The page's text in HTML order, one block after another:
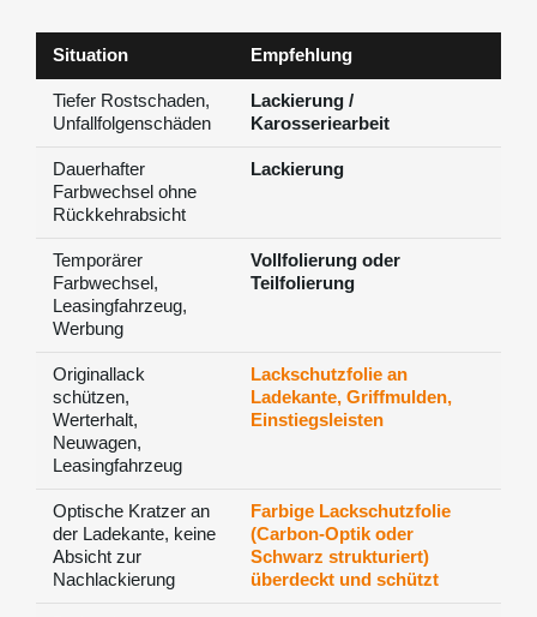
Situation Empfehlung
Tiefer Rostschaden,
Unfallfolgenschäden
Lackierung /
Karosseriearbeit
Dauerhafter
Farbwechsel ohne
Rückkehrabsicht
Lackierung
Temporärer
Farbwechsel,
Leasingfahrzeug,
Werbung
Vollfolierung oder
Teilfolierung
Originallack
schützen,
Werterhalt,
Neuwagen,
Leasingfahrzeug
Lackschutzfolie an
Ladekante, Griffmulden,
Einstiegsleisten
Optische Kratzer an
der Ladekante, keine
Absicht zur
Nachlackierung
Farbige Lackschutzfolie
(Carbon-Optik oder
Schwarz strukturiert)
überdeckt und schützt